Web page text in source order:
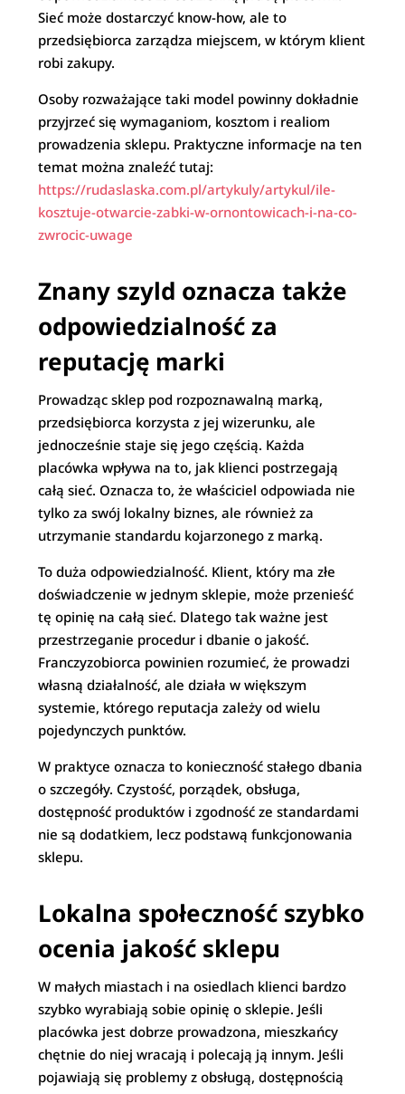
Sieć może dostarczyć know-how, ale to
przedsiębiorca zarządza miejscem, w którym klient
robi zakupy.
Osoby rozważające taki model powinny dokładnie
przyjrzeć się wymaganiom, kosztom i realiom
prowadzenia sklepu. Praktyczne informacje na ten
temat można znaleźć tutaj:
https://rudaslaska.com.pl/artykuly/artykul/ile-
kosztuje-otwarcie-zabki-w-ornontowicach-i-na-co-
zwrocic-uwage
Znany szyld oznacza także
odpowiedzialność za
reputację marki
Prowadząc sklep pod rozpoznawalną marką,
przedsiębiorca korzysta z jej wizerunku, ale
jednocześnie staje się jego częścią. Każda
placówka wpływa na to, jak klienci postrzegają
całą sieć. Oznacza to, że właściciel odpowiada nie
tylko za swój lokalny biznes, ale również za
utrzymanie standardu kojarzonego z marką.
To duża odpowiedzialność. Klient, który ma złe
doświadczenie w jednym sklepie, może przenieść
tę opinię na całą sieć. Dlatego tak ważne jest
przestrzeganie procedur i dbanie o jakość.
Franczyzobiorca powinien rozumieć, że prowadzi
własną działalność, ale działa w większym
systemie, którego reputacja zależy od wielu
pojedynczych punktów.
W praktyce oznacza to konieczność stałego dbania
o szczegóły. Czystość, porządek, obsługa,
dostępność produktów i zgodność ze standardami
nie są dodatkiem, lecz podstawą funkcjonowania
sklepu.
Lokalna społeczność szybko
ocenia jakość sklepu
W małych miastach i na osiedlach klienci bardzo
szybko wyrabiają sobie opinię o sklepie. Jeśli
placówka jest dobrze prowadzona, mieszkańcy
chętnie do niej wracają i polecają ją innym. Jeśli
pojawiają się problemy z obsługą, dostępnością